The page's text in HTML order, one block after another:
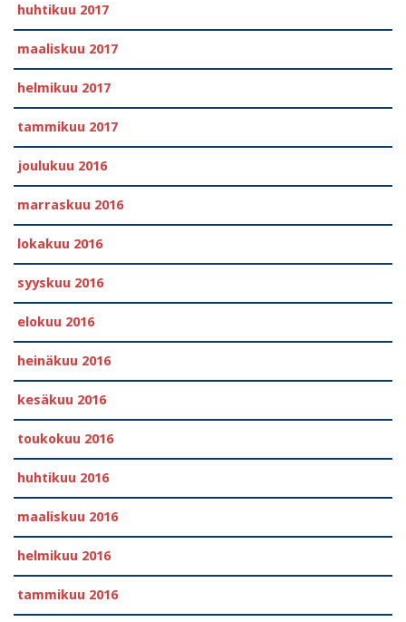
huhtikuu 2017
maaliskuu 2017
helmikuu 2017
tammikuu 2017
joulukuu 2016
marraskuu 2016
lokakuu 2016
syyskuu 2016
elokuu 2016
heinäkuu 2016
kesäkuu 2016
toukokuu 2016
huhtikuu 2016
maaliskuu 2016
helmikuu 2016
tammikuu 2016